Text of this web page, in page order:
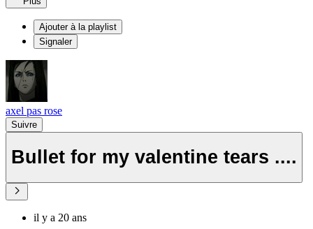
Ajouter à la playlist
Signaler
axel pas rose
Suivre
Bullet for my valentine tears ....
il y a 20 ans